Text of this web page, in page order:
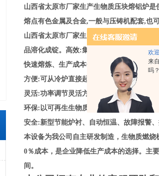
欢
来
吗？
山西省太原市厂家生产生物质压块熔铝炉是
熔点有色金属及合金,一般与压铸机配套,也
山西省太原市厂家生产生物质压块熔铝炉
品溶化成锭。高效:集熔化保温为一体。
快速熔炼、生产成本低，污染小;
方便:可从冷炉直接起熔，溶液可全部倒空，
灵活:功率调节灵活方便、能连续平滑的调
环保:以可再生生物质颗粒为燃料，低碳环，
安全:新型节能炉衬、自动恒温、故障报警
本设备为我公司自主研发制造，生物质燃
0％成本，是企业降低生产成本的选择。主
间。